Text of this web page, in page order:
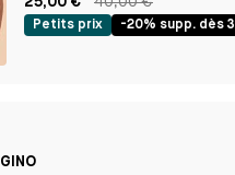
Petits prix -20% supp. dès 3
GINO